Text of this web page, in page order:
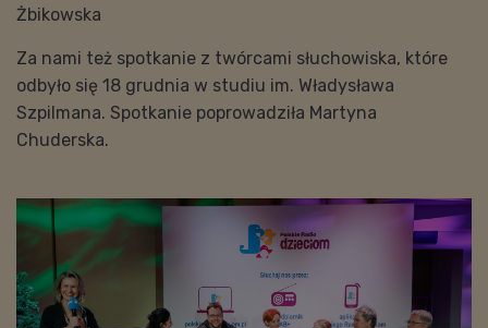
Żbikowska
Za nami też spotkanie z twórcami słuchowiska, które
odbyło się 18 grudnia w studiu im. Władysława
Szpilmana. Spotkanie poprowadziła Martyna
Chuderska.